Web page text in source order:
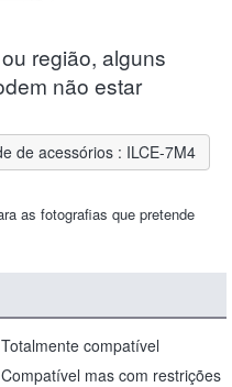
região, alguns
não estar
de acessórios : ILCE-7M4
as fotografias que pretende
Totalmente compatível
Compatível mas com restrições